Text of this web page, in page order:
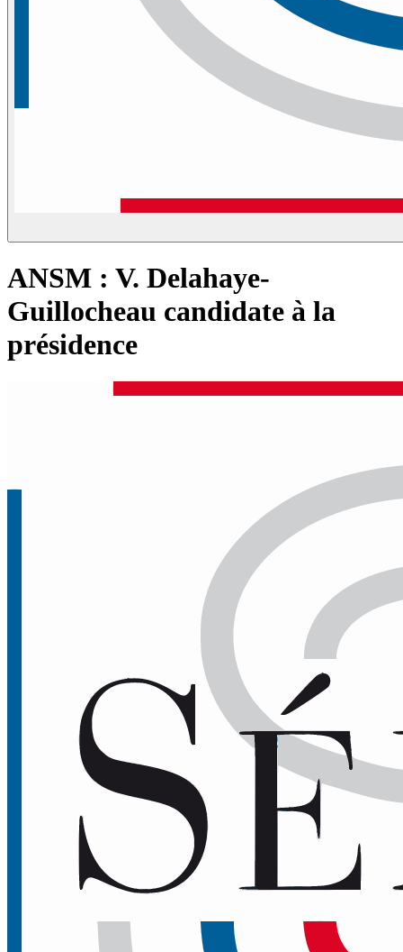
ANSM : V. Delahaye-
Guillocheau candidate à la
présidence